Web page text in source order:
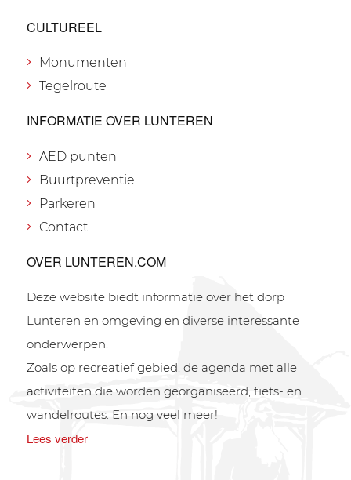
CULTUREEL
Monumenten
Tegelroute
INFORMATIE OVER LUNTEREN
AED punten
Buurtpreventie
Parkeren
Contact
OVER LUNTEREN.COM
Deze website biedt informatie over het dorp
Lunteren en omgeving en diverse interessante
onderwerpen.
Zoals op recreatief gebied, de agenda met alle
activiteiten die worden georganiseerd, fiets- en
wandelroutes. En nog veel meer!
Lees verder